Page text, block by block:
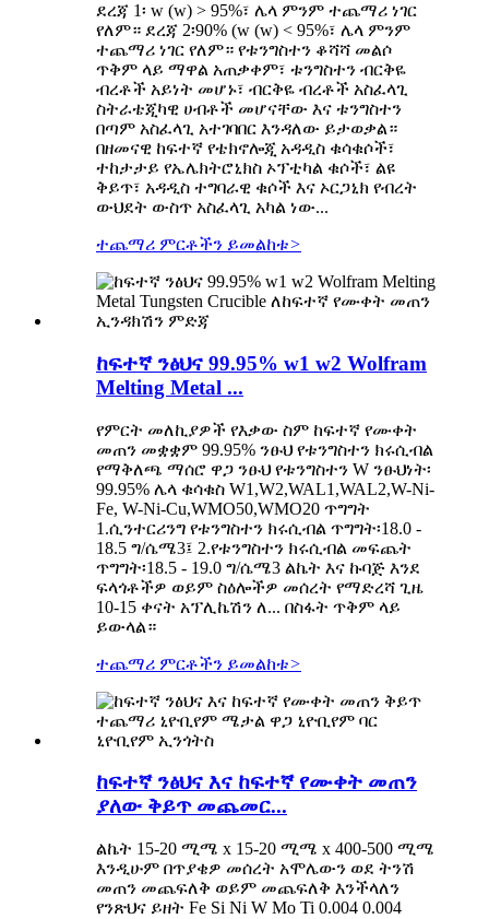
ደረጃ 1፡ w (w) > 95%፣ ሌላ ምንም ተጨማሪ ነገር
የለም። ደረጃ 2፡90% (w (w) < 95%፣ ሌላ ምንም
ተጨማሪ ነገር የለም። የቱንግስተን ቆሻሻ መልሶ
ጥቅም ላይ ማዋል አጠቃቀም፣ ቱንግስተን ብርቅዬ
ብረቶች አይነት መሆኑ፣ ብርቅዬ ብረቶች አስፈላጊ
ስትራቴጂካዊ ሀብቶች መሆናቸው እና ቱንግስተን
በጣም አስፈላጊ አተገባበር እንዳለው ይታወቃል።
በዘመናዊ ከፍተኛ የቴክኖሎጂ አዳዲስ ቁሳቁሶች፣
ተከታታይ የኤሌክትሮኒክስ ኦፕቲካል ቁሶች፣ ልዩ
ቅይጥ፣ አዳዲስ ተግባራዊ ቁሶች እና ኦርጋኒክ የብረት
ውህደት ውስጥ አስፈላጊ አካል ነው...
ተጨማሪ ምርቶችን ይመልከቱ>
ከፍተኛ ንፅህና 99.95% w1 w2 Wolfram
Melting Metal ...
የምርት መለኪያዎች የእቃው ስም ከፍተኛ የሙቀት
መጠን መቋቋም 99.95% ንፁህ የቱንግስተን ክሩሲብል
የማቅለጫ ማሰሮ ዋጋ ንፁህ የቱንግስተን W ንፁህነት፡
99.95% ሌላ ቁሳቁስ W1,W2,WAL1,WAL2,W-Ni-
Fe, W-Ni-Cu,WMO50,WMO20 ጥግግት
1.ሲንተርሪንግ የቱንግስተን ክሩሲብል ጥግግት፡18.0 -
18.5 ግ/ሴሜ3፤ 2.የቱንግስተን ክሩሲብል መፍጨት
ጥግግት፡18.5 - 19.0 ግ/ሴሜ3 ልኬት እና ኩባጅ እንደ
ፍላጎቶችዎ ወይም ስዕሎችዎ መሰረት የማድረሻ ጊዜ
10-15 ቀናት አፕሊኬሽን ለ... በስፋት ጥቅም ላይ
ይውላል።
ተጨማሪ ምርቶችን ይመልከቱ>
ከፍተኛ ንፅህና እና ከፍተኛ የሙቀት መጠን
ያለው ቅይጥ መጨመር...
ልኬት 15-20 ሚሜ x 15-20 ሚሜ x 400-500 ሚሜ
እንዲሁም በጥያቄዎ መሰረት አሞሌውን ወደ ትንሽ
መጠን መጨፍለቅ ወይም መጨፍለቅ እንችላለን
የንጽህና ይዘት Fe Si Ni W Mo Ti 0.004 0.004